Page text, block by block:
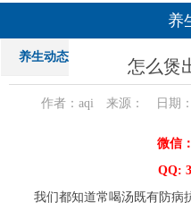
养
养生动态 怎么煲
作者：aqi 来源： 日期
微信
QQ:
我们都知道常喝汤既有防病